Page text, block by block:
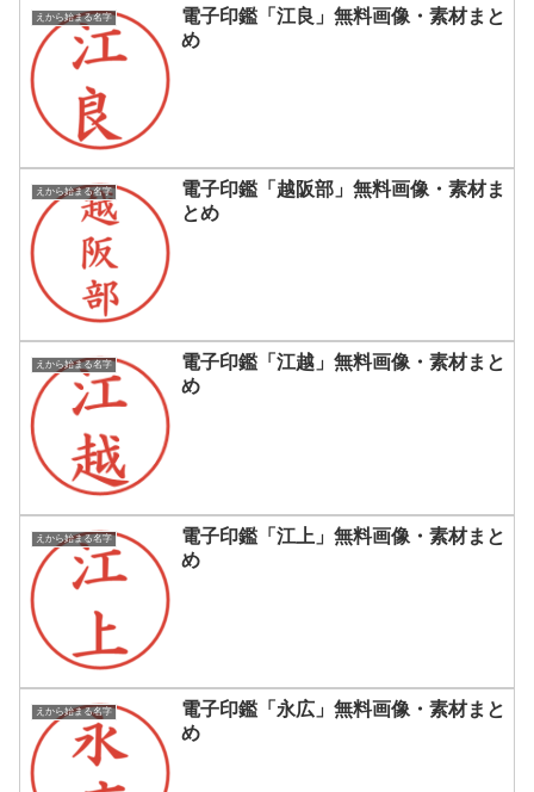
えから始まる名字
電子印鑑「江良」無料画像・素材まと
め
えから始まる名字
電子印鑑「越阪部」無料画像・素材ま
とめ
えから始まる名字
電子印鑑「江越」無料画像・素材まと
め
えから始まる名字
電子印鑑「江上」無料画像・素材まと
め
えから始まる名字
電子印鑑「永広」無料画像・素材まと
め